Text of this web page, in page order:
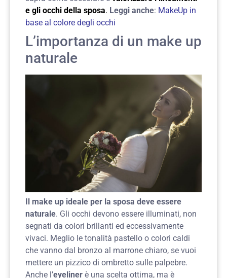
e gli occhi della sposa. Leggi anche: MakeUp in
base al colore degli occhi
L’importanza di un make up
naturale
Il make up ideale per la sposa deve essere
naturale. Gli occhi devono essere illuminati, non
segnati da colori brillanti ed eccessivamente
vivaci. Meglio le tonalità pastello o colori caldi
che vanno dal bronzo al marrone chiaro, se vuoi
mettere un pizzico di ombretto sulle palpebre.
Anche l’eyeliner è una scelta ottima, ma è